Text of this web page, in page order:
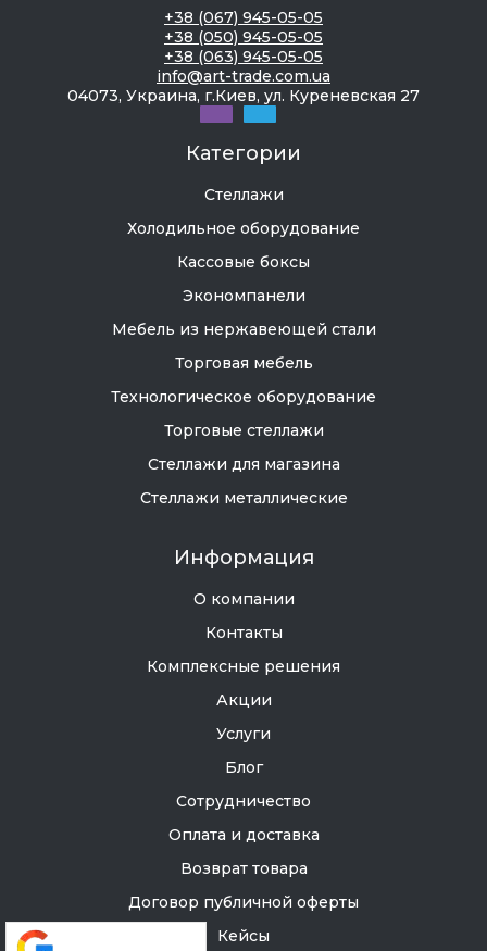
+38 (067) 945-05-05
+38 (050) 945-05-05
+38 (063) 945-05-05
info@art-trade.com.ua
04073, Украина, г.Киев, ул. Куреневская 27
Категории
Стеллажи
Холодильное оборудование
Кассовые боксы
Экономпанели
Мебель из нержавеющей стали
Торговая мебель
Технологическое оборудование
Торговые стеллажи
Стеллажи для магазина
Стеллажи металлические
Информация
О компании
Контакты
Комплексные решения
Акции
Услуги
Блог
Сотрудничество
Оплата и доставка
Возврат товара
Договор публичной оферты
Кейсы